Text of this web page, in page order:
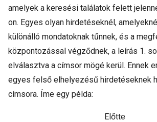
amelyek a keresési találatok felett
on. Egyes olyan hirdetéseknél,
különálló mondatoknak tűnnek, és a
központozással végződnek, a leírás 1.
elválasztva a címsor mögé kerül. Ennek
egyes felső elhelyezésű hirdetéseknek
címsora. Íme egy példa:
Előtte